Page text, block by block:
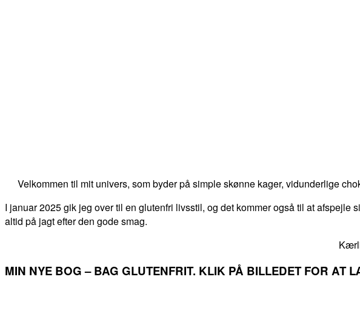
Velkommen til mit univers, som byder på simple skønne kager, vidunderlige
I januar 2025 gik jeg over til en glutenfri livsstil, og det kommer også til at
altid på jagt efter den gode smag.
MIN NYE BOG – BAG GLUTENFRIT. KLIK PÅ BILLEDET FOR AT